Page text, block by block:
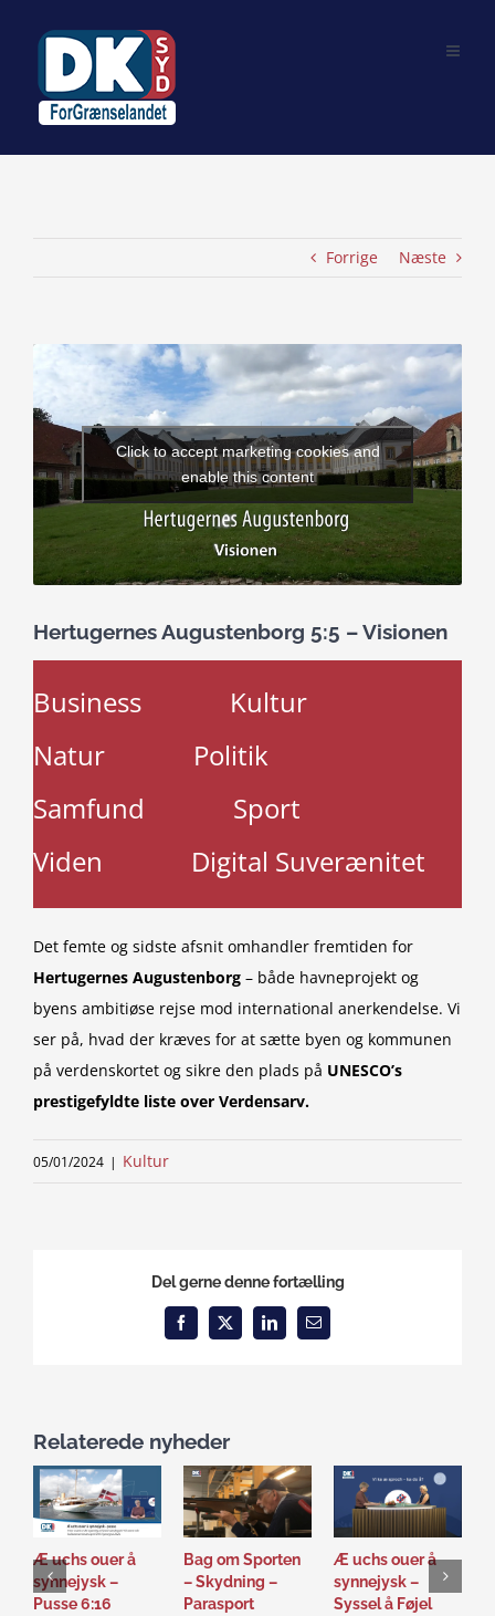
Forrige Næste
Image
Click to accept marketing cookies and
enable this content
Hertugernes Augustenborg 5:5 – Visionen
Business
Kultur
Natur
Politik
Samfund
Sport
Viden
Digital Suverænitet
Det femte og sidste afsnit omhandler fremtiden for
Hertugernes Augustenborg – både havneprojekt og
byens ambitiøse rejse mod international anerkendelse. Vi
ser på, hvad der kræves for at sætte byen og kommunen
på verdenskortet og sikre den plads på UNESCO’s
prestigefyldte liste over Verdensarv.
05/01/2024 | Kultur
Del gerne denne fortælling
Facebook
X LinkedInEmail
Relaterede nyheder
Æ uchs ouer å
synnejysk –
Pusse 6:16
Bag om Sporten
– Skydning –
Parasport
Æ uchs ouer å
synnejysk –
Syssel å Føjel